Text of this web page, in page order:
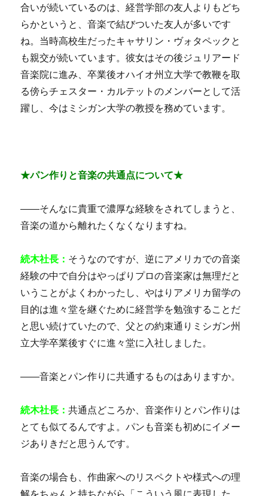
合いが続いているのは、経営学部の友人よりもどち
らかというと、音楽で結びついた友人が多いです
ね。当時高校生だったキャサリン・ヴォタペックと
も親交が続いています。彼女はその後ジュリアード
音楽院に進み、卒業後オハイオ州立大学で教鞭を取
る傍らチェスター・カルテットのメンバーとして活
躍し、今はミシガン大学の教授を務めています。
★パン作りと音楽の共通点について★
――そんなに貴重で濃厚な経験をされてしまうと、
音楽の道から離れたくなくなりますね。
続木社長： そうなのですが、逆にアメリカでの音楽
経験の中で自分はやっぱりプロの音楽家は無理だと
いうことがよくわかったし、やはりアメリカ留学の
目的は進々堂を継ぐために経営学を勉強することだ
と思い続けていたので、父との約束通りミシガン州
立大学卒業後すぐに進々堂に入社しました。
――音楽とパン作りに共通するものはありますか。
続木社長：共通点どころか、音楽作りとパン作りは
とても似てるんですよ。パンも音楽も初めにイメー
ジありきだと思うんです。
音楽の場合も、作曲家へのリスペクトや様式への理
解をちゃんと持ちながら「こういう風に表現した